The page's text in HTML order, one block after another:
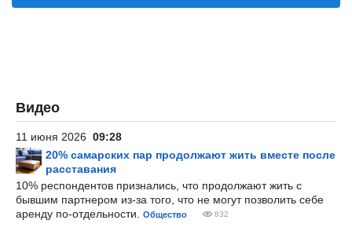
Видео
11 июня 2026 09:28
20% самарских пар продолжают жить вместе после
расставания
10% респондентов признались, что продолжают жить с
бывшим партнером из-за того, что не могут позволить себе
аренду по-отдельности.
Общество 832